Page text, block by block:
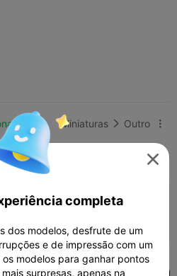
Miniaturas  Outro 
K2 Pro
2 walls, 15% infill

completa
dos modelos, desfrute de um
e de impressão com um
modelos para ganhar pontos
surpresas, apenas na